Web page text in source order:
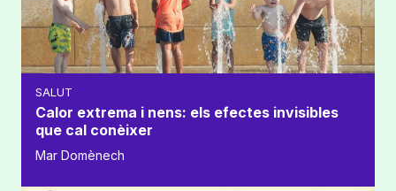
SALUT
Calor extrema i nens: els efectes invisibles
que cal conèixer
Mar Domènech